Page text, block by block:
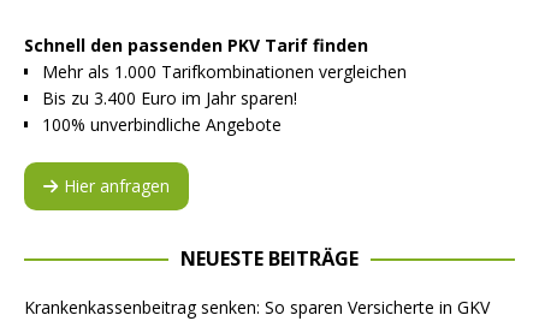
Schnell den passenden PKV Tarif finden
Mehr als 1.000 Tarifkombinationen vergleichen
Bis zu 3.400 Euro im Jahr sparen!
100% unverbindliche Angebote
Hier anfragen
NEUESTE BEITRÄGE
Krankenkassenbeitrag senken: So sparen Versicherte in GKV